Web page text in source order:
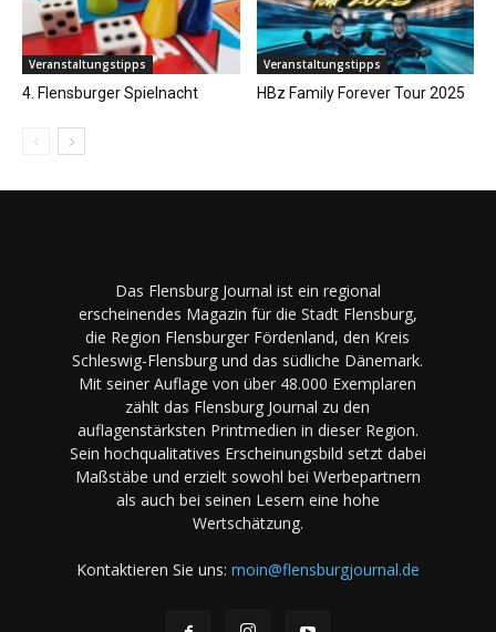
Veranstaltungstipps
4. Flensburger Spielnacht
Veranstaltungstipps
HBz Family Forever Tour 2025
Das Flensburg Journal ist ein regional
erscheinendes Magazin für die Stadt Flensburg,
die Region Flensburger Fördenland, den Kreis
Schleswig-Flensburg und das südliche Dänemark.
Mit seiner Auflage von über 48.000 Exemplaren
zählt das Flensburg Journal zu den
auflagenstärksten Printmedien in dieser Region.
Sein hochqualitatives Erscheinungsbild setzt dabei
Maßstäbe und erzielt sowohl bei Werbepartnern
als auch bei seinen Lesern eine hohe
Wertschätzung.
Kontaktieren Sie uns: moin@flensburgjournal.de